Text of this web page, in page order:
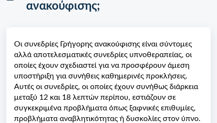
ανακούφισης;
Οι συνεδρίες Γρήγορης ανακούφισης είναι σύντομες
αλλά αποτελεσματικές συνεδρίες υπνοθεραπείας, οι
οποίες έχουν σχεδιαστεί για να προσφέρουν άμεση
υποστήριξη για συνήθεις καθημερινές προκλήσεις.
Αυτές οι συνεδρίες, οι οποίες έχουν συνήθως διάρκεια
μεταξύ 12 και 18 λεπτών περίπου, εστιάζουν σε
συγκεκριμένα προβλήματα όπως ξαφνικές επιθυμίες,
προβλήματα αναβλητικότητας ή δυσκολίες στον ύπνο.